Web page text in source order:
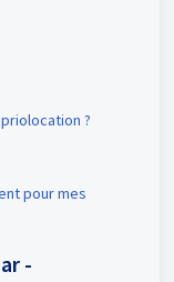
?
pour mes
-